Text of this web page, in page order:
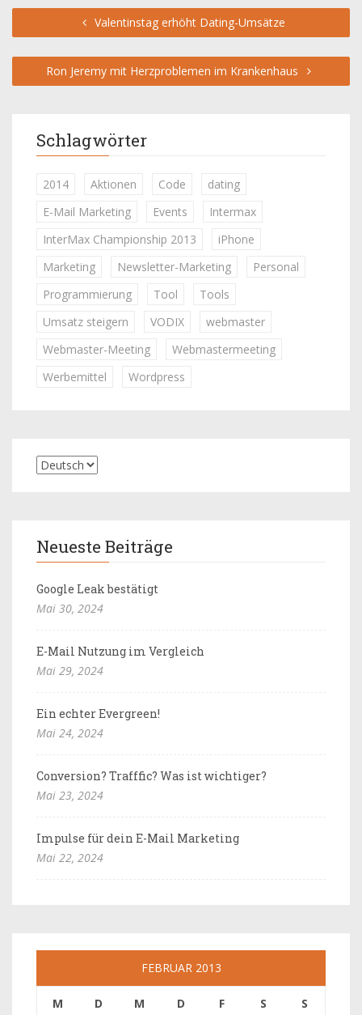
Valentinstag erhöht Dating-Umsätze
Ron Jeremy mit Herzproblemen im Krankenhaus
Schlagwörter
2014 Aktionen Code
dating
E-Mail Marketing
Events
Intermax
InterMax Championship 2013
iPhone
Marketing
Newsletter-Marketing
Personal
Programmierung
Tool
Tools
Umsatz steigern
VODIX
webmaster
Webmaster-Meeting
Webmastermeeting
Werbemittel
Wordpress
Neueste Beiträge
Google Leak bestätigt
Mai 30, 2024
E-Mail Nutzung im Vergleich
Mai 29, 2024
Ein echter Evergreen!
Mai 24, 2024
Conversion? Trafffic? Was ist wichtiger?
Mai 23, 2024
Impulse für dein E-Mail Marketing
Mai 22, 2024
FEBRUAR 2013
M D M D F S S